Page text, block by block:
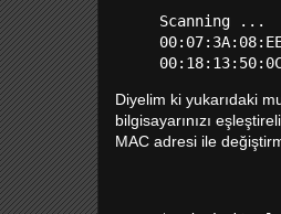
Scanning ...
Diyelim ki yukarıdaki
bilgisayarınızı
MAC adresi ile